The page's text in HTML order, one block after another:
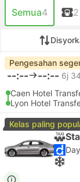
Semua4 2
Pengesahan
--:-- --:-- 6j
Caen Hotel
Lyon Hotel
Kelas paling